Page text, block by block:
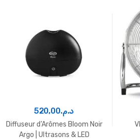
د.م.520,00
Diffuseur d’Arômes Bloom Noir
Argo | Ultrasons & LED